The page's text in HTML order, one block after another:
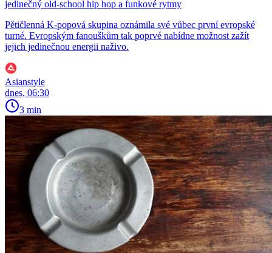
jedinečný old-school hip hop a funkové rytmy
Pětičlenná K-popová skupina oznámila své vůbec první evropské
turné. Evropským fanouškům tak poprvé nabídne možnost zažít
jejich jedinečnou energii naživo.
Asianstyle
dnes, 06:30
3 min